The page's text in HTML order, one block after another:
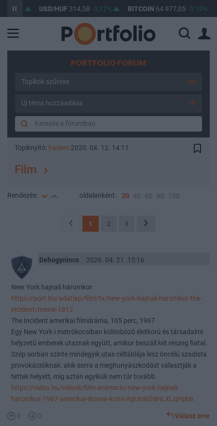
USD/HUF314,58 0,12% BITCOIN64 977,05 0,19%
PORTFOLIO FORUM
Topikok szűrése
Új téma hozzáadása
Topiknyitó: harlem 2020. 04. 12. 14:11
Film
Rendezés: oldalanként: 20 40 60 80 100
1 2 3
Dehogynincs 2026. 04. 21. 15:16
New York hajnali háromkor
https://port.hu/adatlap/film/tv/new-york-hajnali-haromkor-the-
incident/movie-1812
The Incident amerikai filmdráma, 105 perc, 1967
Egy New York-i metrókocsiban különböző életkorú és társadalmi
helyzetű emberek utaznak együtt, amikor beszáll két részeg fiatal.
Szép sorban szinte mindegyik utas céltáblája lesz öncélú szadista
provokációiknak: akik sorra a meghunyászkodást választják a
tettek helyett, míg aztán egyikük nem tűr tovább.
https://videa.hu/videok/film-animacio/new-york-hajnali-
haromkor-1967-amerikai-drama-krimi-AgUmhDSHLXLqHpbh
0 0 Válasz erre